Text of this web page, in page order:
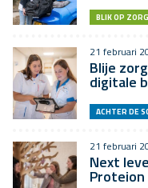
BLIK OP ZORG
21 februari
Blije
digitale
ACHTER DE
21 februari
Next
Proteion